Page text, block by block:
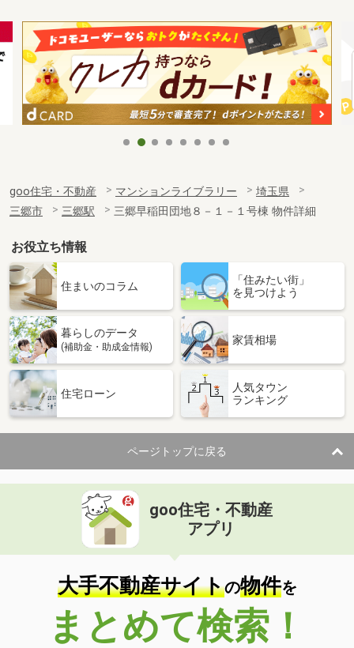
goo住宅・不動産 マンションライブラリー
埼玉県
三郷市
三郷駅 三郷早稲田団地８－１－１号棟 物件詳細
お役立ち情報
住まいのコラム
「住みたい街」
を見つけよう
暮らしのデータ
(補助金・助成金情報)
家賃相場
住宅ローン
人気タウン
ランキング
ページトップに戻る
goo住宅・不動産
アプリ
大手不動産サイトの物件を
まとめて検索！